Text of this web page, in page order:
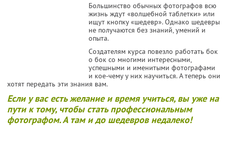
Большинство обычных фотографов всю
жизнь ждут «волшебной таблетки» или
ищут кнопку «шедевр». Однако шедевры
не получаются без знаний, умений и
опыта.
Создателям курса повезло работать бок
о бок со многими интересными,
успешными и именитыми фотографами
и кое-чему у них научиться. А теперь они
хотят передать эти знания вам.
Если у вас есть желание и время учиться, вы уже на
пути к тому, чтобы стать профессиональным
фотографом. А там и до шедевров недалеко!